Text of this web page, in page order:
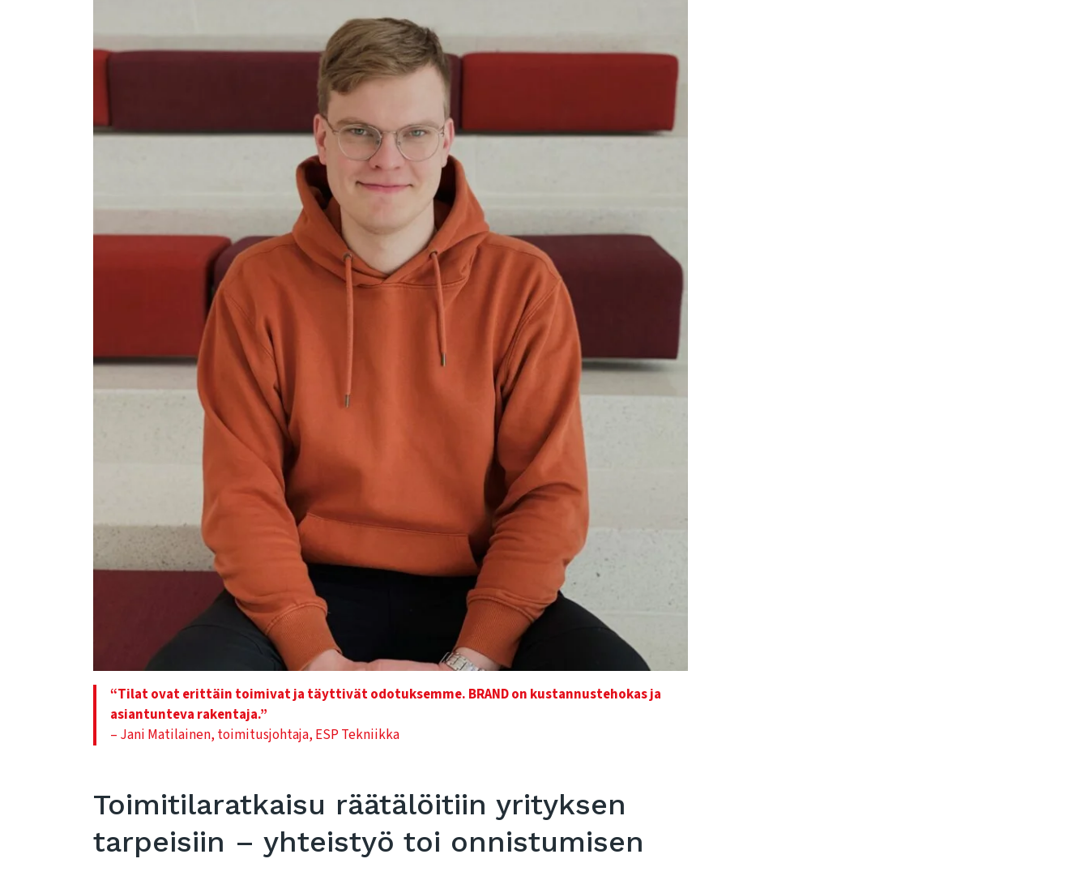
“Tilat ovat erittäin toimivat ja täyttivät odotuksemme. BRAND on kustannustehokas ja
asiantunteva rakentaja.”
– Jani Matilainen, toimitusjohtaja, ESP Tekniikka
Toimitilaratkaisu räätälöitiin yrityksen
tarpeisiin – yhteistyö toi onnistumisen